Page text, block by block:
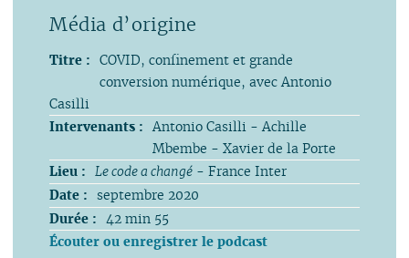
Titre : COVID, confinement et grande
conversion numérique, avec Antonio
Casilli
Intervenants : Antonio Casilli - Achille
Mbembe - Xavier de la Porte
Lieu : Le code a changé - France Inter
Date : septembre 2020
Durée :
42 min 55
Écouter ou enregistrer le podcast